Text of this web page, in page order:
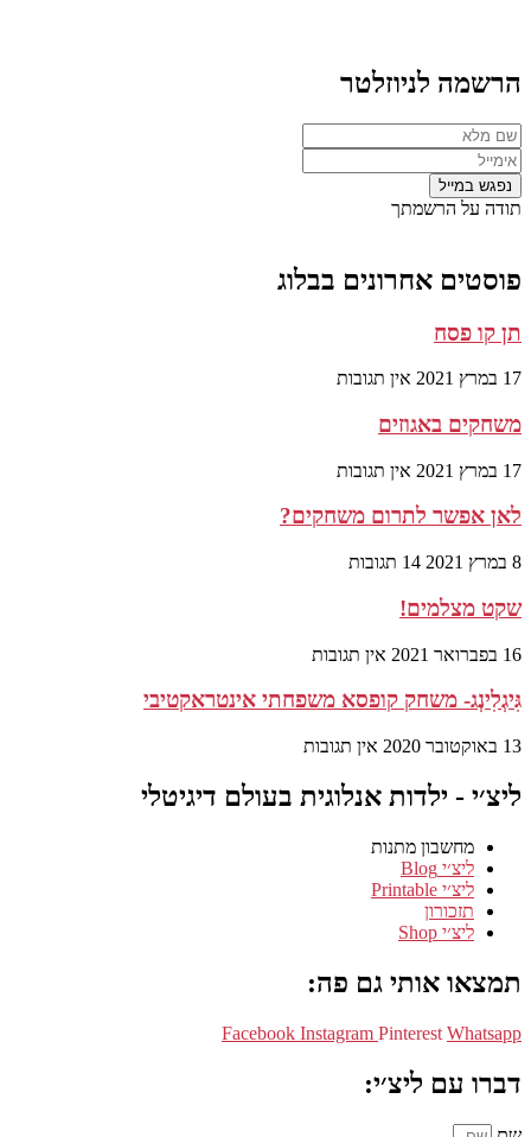
הרשמה לניוזלטר
תודה על הרשמתך
פוסטים אחרונים בבלוג
תן קו פסח
17 במרץ 2021 אין תגובות
משחקים באגוזים
17 במרץ 2021 אין תגובות
לאן אפשר לתרום משחקים?
8 במרץ 2021 14 תגובות
שקט מצלמים!
16 בפברואר 2021 אין תגובות
גִּיגְלִינְג- משחק קופסא משפחתי אינטראקטיבי
13 באוקטובר 2020 אין תגובות
ליצ׳י - ילדות אנלוגית בעולם דיגיטלי
מחשבון מתנות
ליצ׳י Blog
ליצ׳י Printable
תזכורון
ליצ׳י Shop
תמצאו אותי גם פה:
Facebook Instagram Pinterest Whatsapp
דברו עם ליצ׳י: